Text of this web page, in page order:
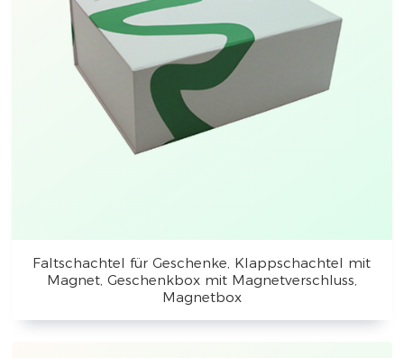
Faltschachtel für Geschenke, Klappschachtel mit
Magnet, Geschenkbox mit Magnetverschluss,
Magnetbox